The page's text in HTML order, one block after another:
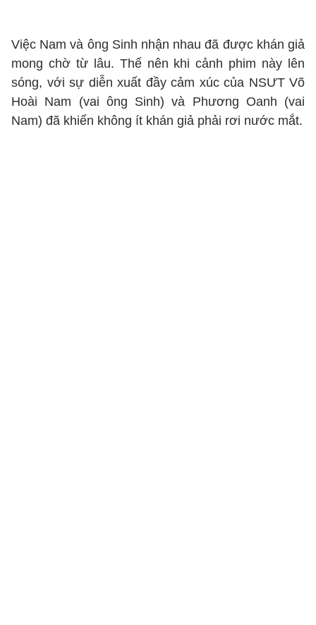
Việc Nam và ông Sinh nhận nhau đã được khán giả
mong chờ từ lâu. Thế nên khi cảnh phim này lên
sóng, với sự diễn xuất đầy cảm xúc của NSƯT Võ
Hoài Nam (vai ông Sinh) và Phương Oanh (vai
Nam) đã khiến không ít khán giả phải rơi nước mắt.